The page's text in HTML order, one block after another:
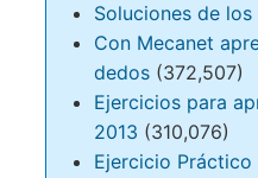
Soluciones de
Con Mecanet
dedos (372,507)
Ejercicios para
2013 (310,076)
Ejercicio Práctico